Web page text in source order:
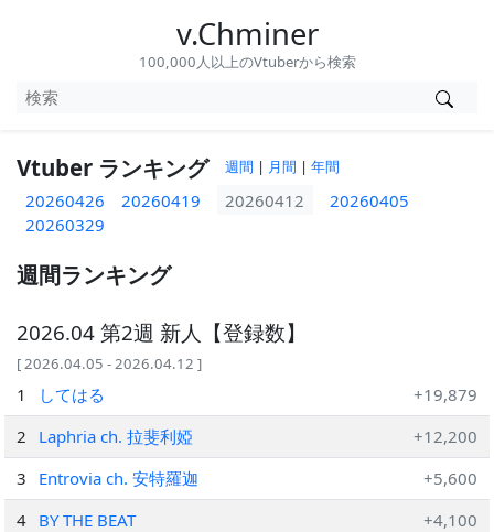
v.Chminer
100,000人以上のVtuberから検索
Vtuber ランキング 週間 | 月間 | 年間
20260426 20260419 20260412
20260405
20260329
週間ランキング
2026.04 第2週 新人【登録数】
[ 2026.04.05 - 2026.04.12 ]
1 してはる
+19,879
2
Laphria ch. 拉斐利婭
+12,200
3
Entrovia ch. 安特羅迦
+5,600
4 BY THE BEAT
+4,100